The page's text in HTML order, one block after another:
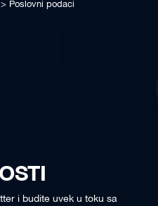
Poslovni podaci
i budite uvek u toku sa